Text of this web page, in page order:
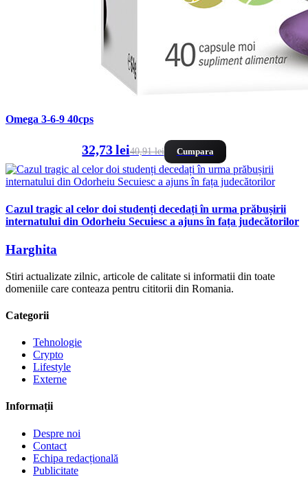
Omega 3-6-9 40cps
32,73 lei40,91 lei Cumpara
Cazul tragic al celor doi studenți decedați în urma prăbușirii
internatului din Odorheiu Secuiesc a ajuns în fața judecătorilor
Harghita
Stiri actualizate zilnic, articole de calitate si informatii din toate
domeniile care conteaza pentru cititorii din Romania.
Categorii
Tehnologie
Crypto
Lifestyle
Externe
Informații
Despre noi
Contact
Echipa redacțională
Publicitate